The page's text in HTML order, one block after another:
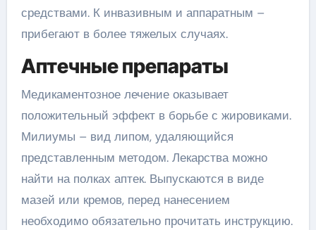
средствами. К инвазивным и аппаратным –
прибегают в более тяжелых случаях.
Аптечные препараты
Медикаментозное лечение оказывает
положительный эффект в борьбе с жировиками.
Милиумы – вид липом, удаляющийся
представленным методом. Лекарства можно
найти на полках аптек. Выпускаются в виде
мазей или кремов, перед нанесением
необходимо обязательно прочитать инструкцию.